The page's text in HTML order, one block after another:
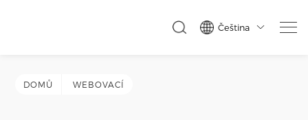
Čeština 
DOMŮ WEBOVACÍ